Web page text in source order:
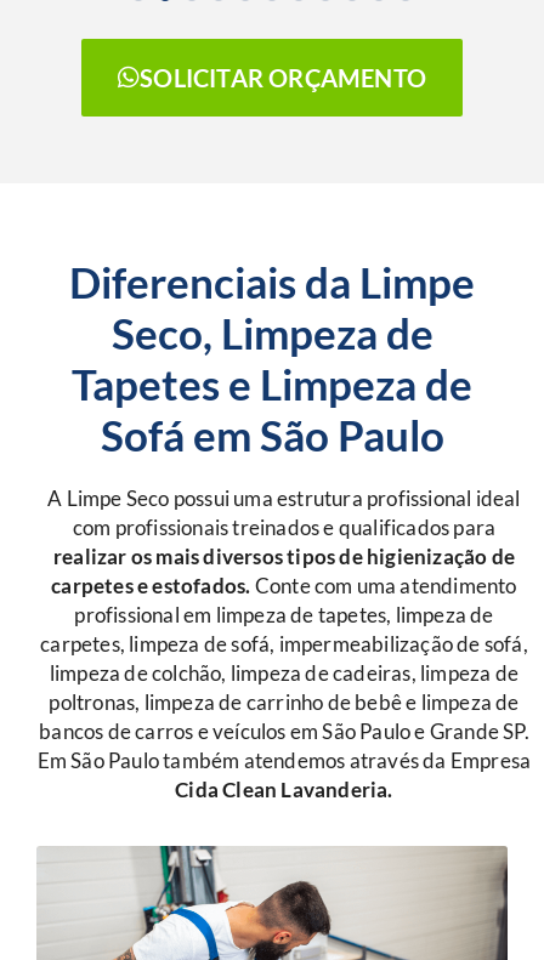
SOLICITAR ORÇAMENTO
Diferenciais da Limpe
Seco, Limpeza de
Tapetes e Limpeza de
Sofá em São Paulo
A Limpe Seco possui uma estrutura profissional ideal
com profissionais treinados e qualificados para
realizar os mais diversos tipos de higienização de
carpetes e estofados. Conte com uma atendimento
profissional em limpeza de tapetes, limpeza de
carpetes, limpeza de sofá, impermeabilização de sofá,
limpeza de colchão, limpeza de cadeiras, limpeza de
poltronas, limpeza de carrinho de bebê e limpeza de
bancos de carros e veículos em São Paulo e Grande SP.
Em São Paulo também atendemos através da Empresa
Cida Clean Lavanderia.